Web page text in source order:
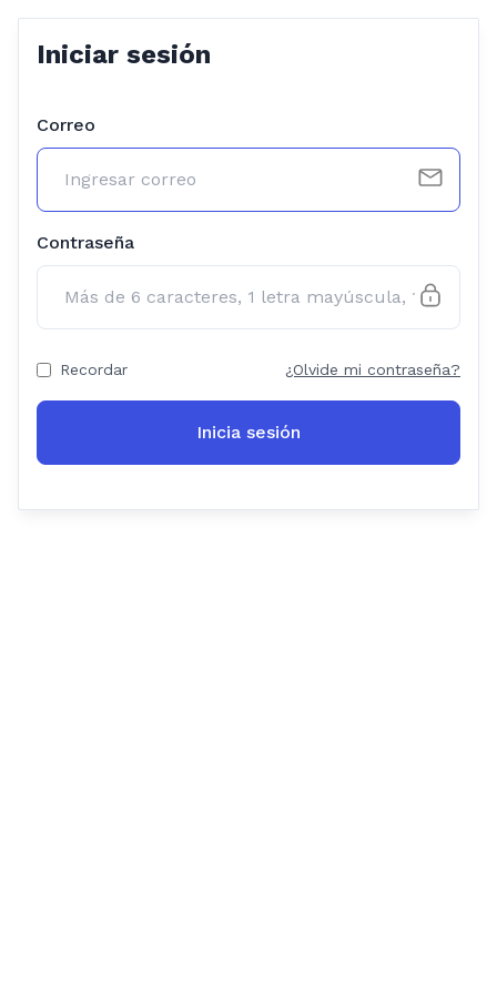
Iniciar sesión
Correo
Contraseña
Recordar ¿Olvide mi contraseña?